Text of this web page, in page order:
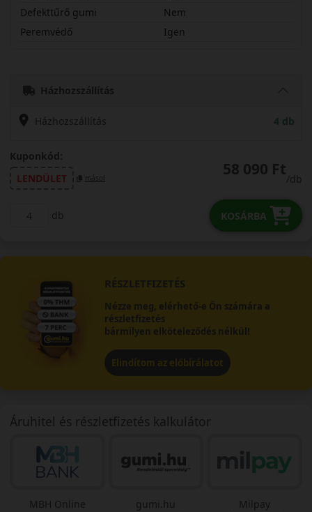
Defekttűrő gumi
Nem
Peremvédő
Igen
Házhozszállítás
Házhozszállítás 4 db
Kuponkód:
LENDÜLET
másol 58 090 Ft
/db
db KOSÁRBA
RÉSZLETFIZETÉS
Nézze meg, elérhető-e Ön számára a
részletfizetés
bármilyen elköteleződés nélkül!
Elindítom az előbírálatot
Áruhitel és részletfizetés kalkulátor
MBH Online
gumi.hu
Milpay